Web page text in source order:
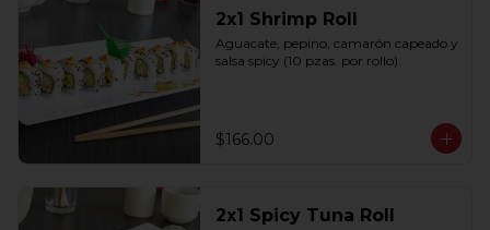
2x1 Shrimp Roll
Aguacate, pepino, camarón capeado y
salsa spicy (10 pzas. por rollo).
$166.00
2x1 Spicy Tuna Roll